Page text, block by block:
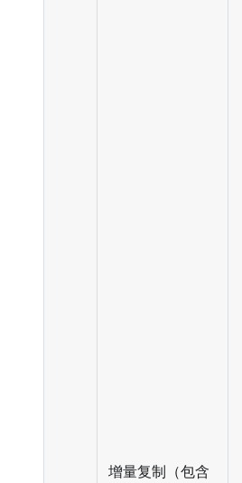
增量复制（包含